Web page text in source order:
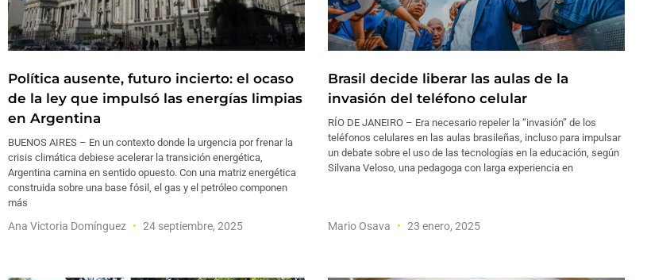
Política ausente, futuro incierto: el ocaso
de la ley que impulsó las energías limpias
en Argentina
BUENOS AIRES – En un contexto donde la urgencia por frenar la
crisis climática debiese acelerar la transición energética,
Argentina camina en sentido opuesto. Con una matriz energética
construida sobre una base fósil, el gas y el petróleo componen
más
Ana Victoria Domínguez 24 septiembre, 2025
Brasil decide liberar las aulas de la
invasión del teléfono celular
RÍO DE JANEIRO – Era necesario repeler la “invasión” de los
teléfonos celulares en las aulas brasileñas, incluso para impulsar
un debate sobre el uso de las tecnologías en la educación, según
Silvana Veloso, una pedagoga con larga experiencia en
Mario Osava 23 enero, 2025